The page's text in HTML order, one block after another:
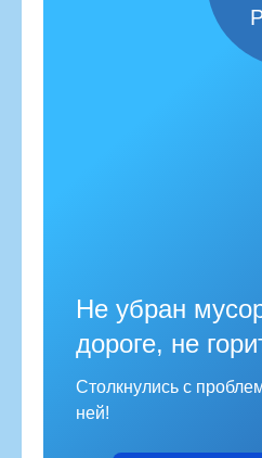
Не убран
дороге, не
Столкнулись с
ней!